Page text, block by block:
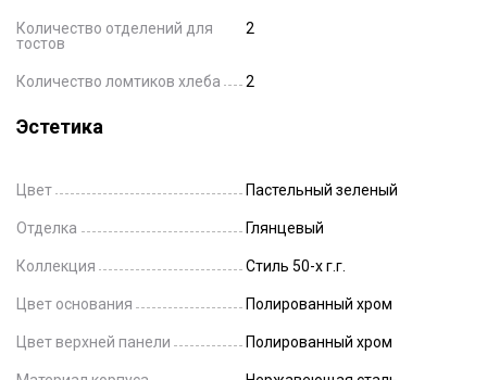
Количество отделений для
тостов
2
Количество ломтиков хлеба 2
Эстетика
Цвет Пастельный зеленый
Отделка Глянцевый
Коллекция Стиль 50-х г.г.
Цвет основания Полированный хром
Цвет верхней панели Полированный хром